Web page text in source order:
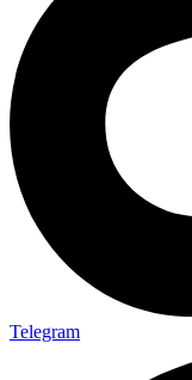
Telegram